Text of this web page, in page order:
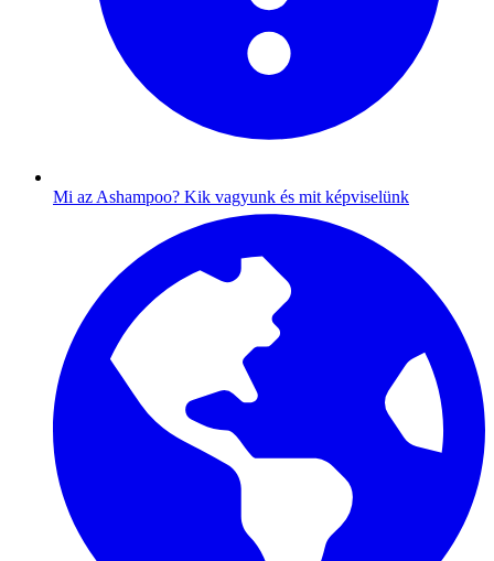
Mi az Ashampoo? Kik vagyunk és mit képviselünk